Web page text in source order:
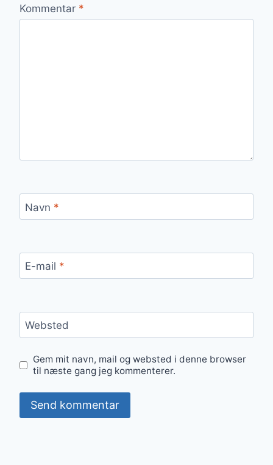
Kommentar *
Navn *
E-mail *
Websted
Gem mit navn, mail og websted i denne browser
til næste gang jeg kommenterer.